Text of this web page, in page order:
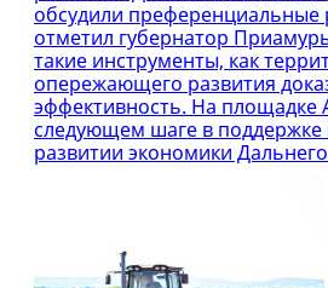
обсудили
отметил губернатор
такие инструменты, как
опережающего развития
эффективность. На площадке
следующем шаге в поддержке
развитии экономики